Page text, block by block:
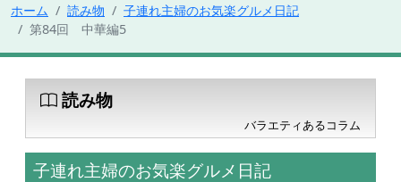
ホーム 読み物
子連れ主婦のお気楽グルメ日記
第84回 中華編5
読み物
バラエティあるコラム
子連れ主婦のお気楽グルメ日記